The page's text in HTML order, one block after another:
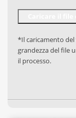
*Il caricamento
grandezza del file
il processo.